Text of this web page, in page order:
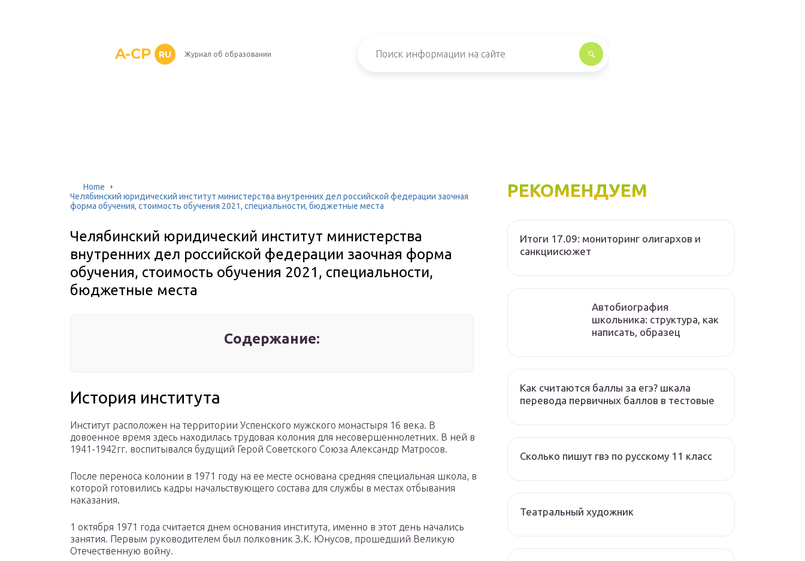
A-CP RU Журнал об образовании
Home
Челябинский юридический институт министерства внутренних дел российской федерации заочная
форма обучения, стоимость обучения 2021, специальности, бюджетные места
Челябинский юридический институт министерства
внутренних дел российской федерации заочная форма
обучения, стоимость обучения 2021, специальности,
бюджетные места
Содержание:
История института
Институт расположен на территории Успенского мужского монастыря 16 века. В
довоенное время здесь находилась трудовая колония для несовершеннолетних. В ней в
1941-1942гг. воспитывался будущий Герой Советского Союза Александр Матросов.
После переноса колонии в 1971 году на ее месте основана средняя специальная школа, в
которой готовились кадры начальствующего состава для службы в местах отбывания
наказания.
1 октября 1971 года считается днем основания института, именно в этот день начались
занятия. Первым руководителем был полковник З.К. Юнусов, прошедший Великую
Отечественную войну.
РЕКОМЕНДУЕМ
Итоги 17.09: мониторинг олигархов и
санкциисюжет
Автобиография
школьника: структура, как
написать, образец
Как считаются баллы за егэ? шкала
перевода первичных баллов в тестовые
Сколько пишут гвэ по русскому 11 класс
Театральный художник